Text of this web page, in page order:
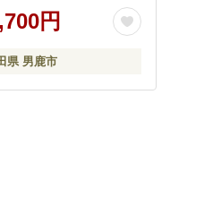
無洗米 米どころ 秋田
産] 円
県 男鹿市